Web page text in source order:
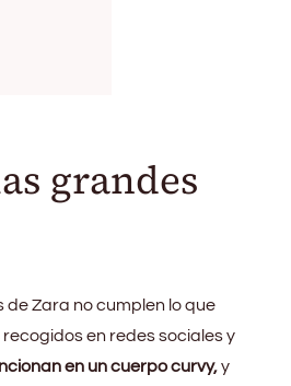
grandes
Zara no cumplen lo que
en redes sociales y
en un cuerpo curvy,y